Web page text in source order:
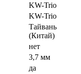
KW-Trio
KW-Trio
Тайвань
(Китай)
нет
3,7 мм
да